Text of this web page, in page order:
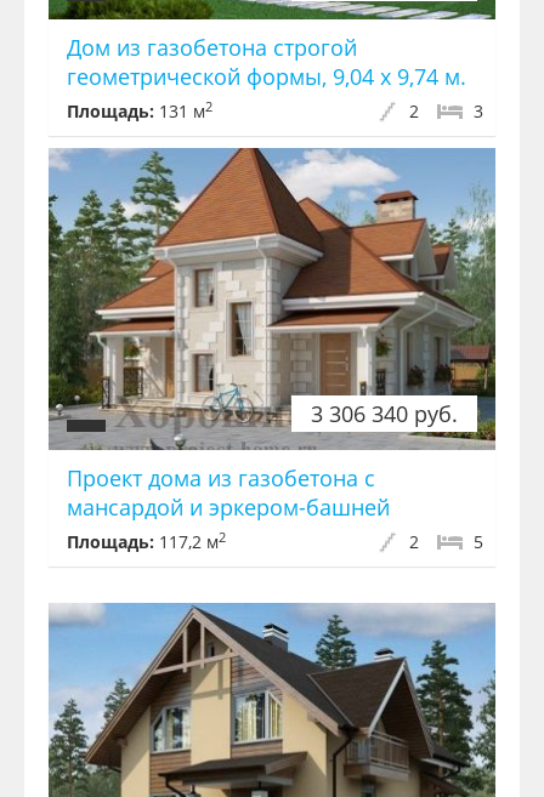
Дом из газобетона строгой
геометрической формы, 9,04 х 9,74 м.
Площадь: 131 м2 3
2
3 306 340 руб.
Проект дома из газобетона с
мансардой и эркером-башней
Площадь: 117,2 м2 5
2